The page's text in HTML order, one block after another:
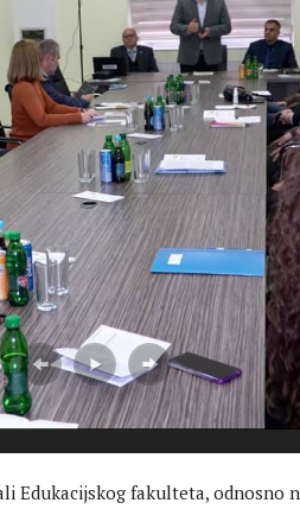
Edukacijskog fakulteta, odnosno